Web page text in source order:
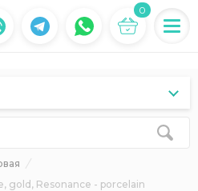
0
gold, Resonance - porcelain